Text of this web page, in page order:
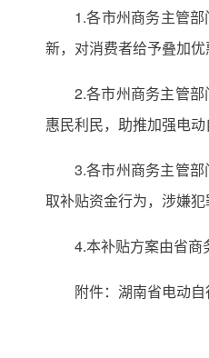
1.各市州商务主管
新，对消费者给予叠加优
2.各市州商务主管
惠民利民，助推加强电动
3.各市州商务主管
取补贴资金行为，涉嫌
4.本补贴方案由省商
附件：湖南省电动